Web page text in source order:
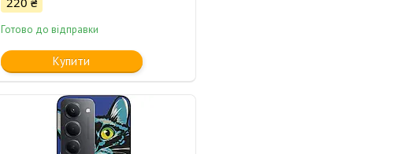
Готово до відправки
Купити